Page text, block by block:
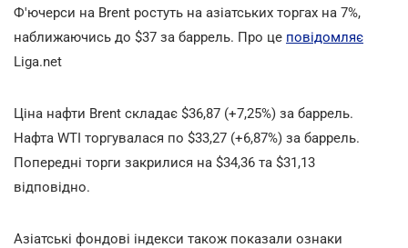
Ф'ючерси на Brent ростуть на азіатських торгах на 7%,
наближаючись до $37 за баррель. Про це повідомляє
Liga.net
Ціна нафти Brent складає $36,87 (+7,25%) за баррель.
Нафта WTI торгувалася по $33,27 (+6,87%) за баррель.
Попередні торги закрилися на $34,36 та $31,13
відповідно.
Азіатські фондові індекси також показали ознаки